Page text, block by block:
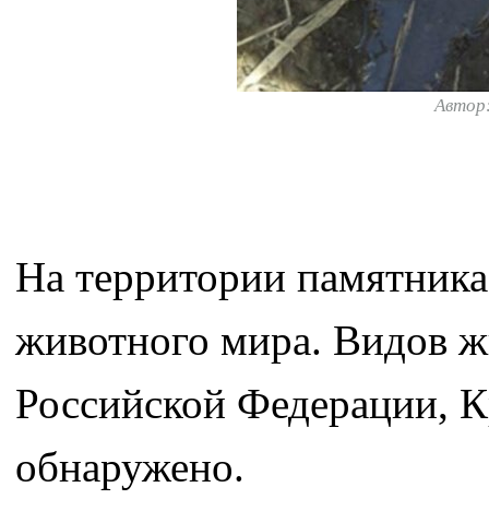
На территории
животного мира. Видов
Российской Федерации,
обнаружено.